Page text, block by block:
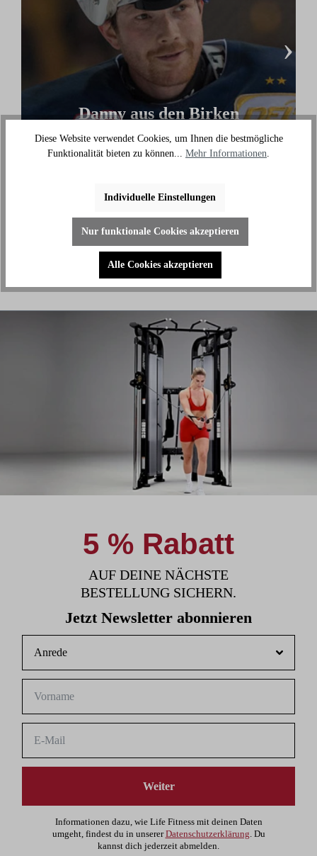
Danny aus den Birken
(Eishockey Olympionike & 3-facher deutscher
Meister)
außerhalb des Eises an meiner Fitness zu arbeiten."
›
5 % Rabatt
AUF DEINE NÄCHSTE
BESTELLUNG SICHERN.
Jetzt Newsletter abonnieren
Weiter
Informationen dazu, wie Life Fitness mit deinen Daten
umgeht, findest du in unsererDatenschutzerklärung. Du
kannst dich jederzeit abmelden.
Diese Website verwendet Cookies, um Ihnen die bestmögliche
Funktionalität bieten zu können... Mehr Informationen.
Individuelle Einstellungen
Nur funktionale Cookies akzeptieren
Alle Cookies akzeptieren